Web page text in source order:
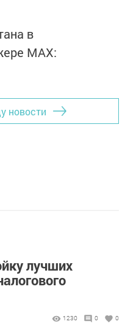
в
MАХ:
новости
лучших
1230 0 0